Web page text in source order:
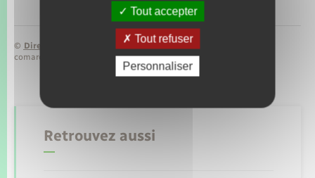
© Direction de l’information légale et administrative
comarquage developpé parbaseo.io
Retrouvez aussi
Tout accepter
Tout refuser
Personnaliser